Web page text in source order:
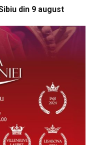
din 9 august